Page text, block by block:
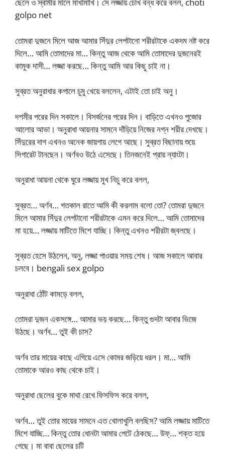
ছেলে ও স্বামীর মালে মাখামাখি। সে লজ্জায় চোখ বন্ধ করে বলল, choti
golpo net
তোমরা দুজনে মিলে আজ আমার সিঁদুর লেপটানো শরীরটাকে একদম নষ্ট করে
দিলে… আমি তোমাদের মা… কিন্তু আজ থেকে আমি তোমাদের দুজনেরই
কামুক দাসী… লজ্জা করছে… কিন্তু আমি আর কিছু চাই না।
সুব্রত অনুরাধার কপালে চুমু খেয়ে বললেন, এটাই তো চাই অনু।
দশমীর পরের দিন সকালে। বিসর্জনের পরের দিন। বাড়িতে এখনও পুজোর
আলোর আভা। অনুরাধা আয়নার সামনে দাঁড়িয়ে নিজের নগ্ন শরীর দেখছে।
সিঁদুরের দাগ এখনও অনেক জায়গায় লেগে আছে। সুব্রত বিছানায় শুয়ে
সিগারেট টানছেন। অর্ণবও উঠে এসেছে। তিনজনেই প্রায় ন্যাংটা।
অনুরাধা আয়না থেকে ঘুরে লজ্জায় মুখ নিচু করে বলল,
সুব্রত… অর্ণব… গতকাল রাতে আমি কী করলাম বলো তো? তোমরা দুজনে
মিলে আমার সিঁদুর লেপটানো শরীরটাকে এমন করে দিলে… আমি তোমাদের
মা হয়ে… লজ্জায় মাটিতে মিশে যাচ্ছি। কিন্তু এখনও শরীরটা জ্বলছে।
সুব্রত হেসে উঠলেন, অনু, লজ্জা পাওয়ার সময় শেষ। আজ সকালে আবার
চলবে। bengali sex golpo
অনুরাধা ঠোঁট কামড়ে বলল,
তোমরা দুজন একসঙ্গে… আমার ভয় করছে… কিন্তু গুদটা আবার ভিজে
উঠছে। অর্ণব… তুই কী চাস?
অর্ণব তার মায়ের কাছে এগিয়ে এসে কোমর জড়িয়ে ধরল। মা… আমি
তোমাকে আরও কাছ থেকে চাই।
অনুরাধা ছেলের বুকে মাথা রেখে ফিসফিস করে বলল,
অর্ণব… তুই তোর মায়ের সামনে এত খোলাখুলি বলছিস? আমি লজ্জায় মাটিতে
মিশে যাচ্ছি… কিন্তু তোর ধোনটা আমার পেটে ঠেকছে… উফ্‌… শক্ত হয়ে
গেছে। মা বাবা ছেলের চটি